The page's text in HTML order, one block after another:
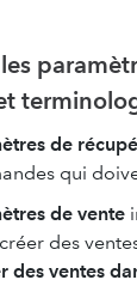
de
qui
de vente
des
des ventes